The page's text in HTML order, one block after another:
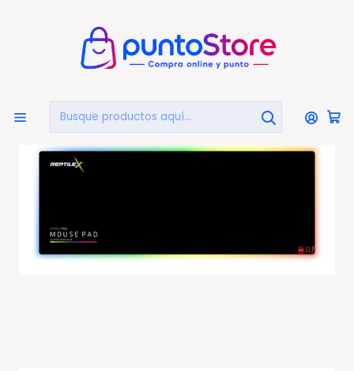
Inicio PUNTO GAMER Mouse Pad Gamer
Mouse Pad Gamer Iluminación Rgb 35x25cms - Ps